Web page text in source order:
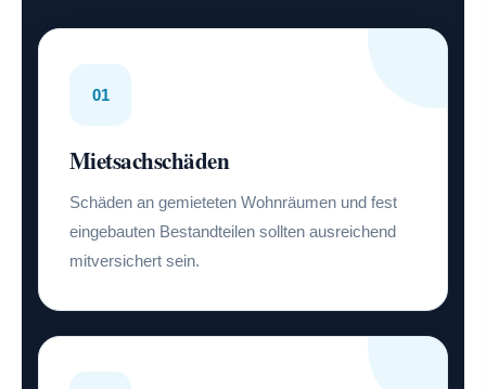
01
Mietsachschäden
Schäden an gemieteten Wohnräumen und fest
eingebauten Bestandteilen sollten ausreichend
mitversichert sein.